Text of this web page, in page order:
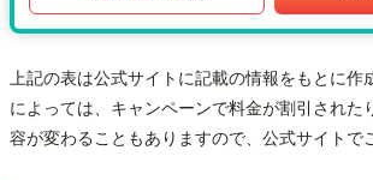
上記の表は公式サイトに記載の情報をもとに作
によっては、キャンペーンで料金が割引された
容が変わることもありますので、公式サイトで